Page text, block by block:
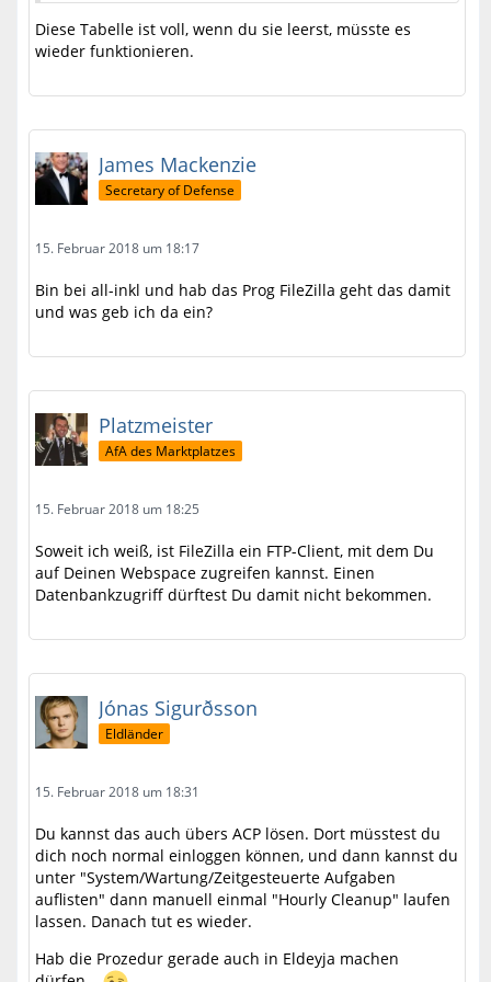
base.class.php (118)
php version:5.5.38-nmm3
date: Thu, 15 Feb 2018 14:44:43 +0000
Code
#5 /www/htdocs/w0118624/
Diese Tabelle ist voll, wenn du sie leerst, müsste es
wieder funktionieren.
James Mackenzie
Secretary of Defense
15. Februar 2018 um 18:17
Bin bei all-inkl und hab das Prog FileZilla geht das damit
und was geb ich da ein?
Platzmeister
AfA des Marktplatzes
15. Februar 2018 um 18:25
Soweit ich weiß, ist FileZilla ein FTP-Client, mit dem Du
auf Deinen Webspace zugreifen kannst. Einen
Datenbankzugriff dürftest Du damit nicht bekommen.
Jónas Sigurðsson
Eldländer
15. Februar 2018 um 18:31
Du kannst das auch übers ACP lösen. Dort müsstest du
dich noch normal einloggen können, und dann kannst du
unter "System/Wartung/Zeitgesteuerte Aufgaben
auflisten" dann manuell einmal "Hourly Cleanup" laufen
lassen. Danach tut es wieder.
Hab die Prozedur gerade auch in Eldeyja machen